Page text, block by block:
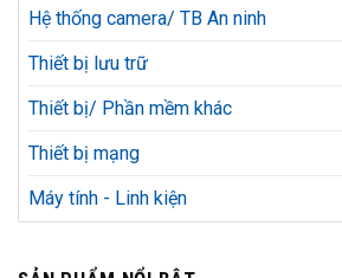
Hệ thống camera/ TB An ninh
Thiết bị lưu trữ
Thiết bị/ Phần mềm khác
Thiết bị mạng
Máy tính - Linh kiện